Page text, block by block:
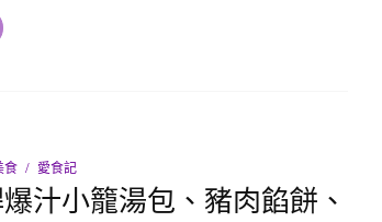
食 愛食記
汁小籠湯包、豬肉餡餅、